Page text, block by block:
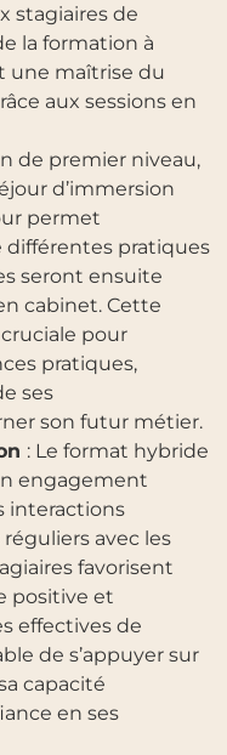
stagiaires de
la formation à
une maîtrise du
aux sessions en
de premier niveau,
d’immersion
permet
différentes pratiques
seront ensuite
cabinet. Cette
pour
pratiques,
ses
son futur métier.
: Le format hybride
engagement
interactions
avec les
favorisent
positive et
effectives de
de s’appuyer sur
capacité
en ses